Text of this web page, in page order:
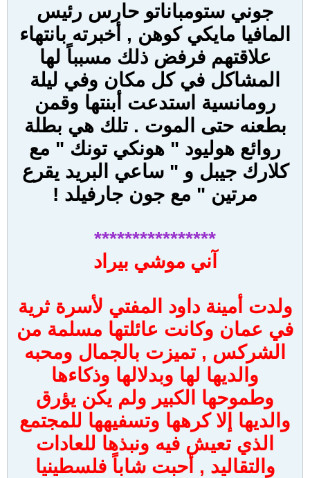
جوني ستومباناتو حارس رئيس
المافيا مايكي كوهن , أخبرته بانتهاء
علاقتهم فرفض ذلك مسبباً لها
المشاكل في كل مكان وفي ليلة
رومانسية استدعت أبنتها وقمن
بطعنه حتى الموت . تلك هي بطلة
روائع هوليود " هونكي تونك " مع
كلارك جيبل و " ساعي البريد يقرع
مرتين " مع جون جارفيلد !
****************
آني موشي بيراد
ولدت أمينة داود المفتي لأسرة ثرية
في عمان وكانت عائلتها مسلمة من
الشركس , تميزت بالجمال ومحبه
والديها لها وبدلالها وذكاءها
وطموحها الكبير ولم يكن يؤرق
والديها إلا كرهها وتسفيهها للمجتمع
الذي تعيش فيه ونبذها للعادات
والتقاليد , أحبت شاباً فلسطينيا